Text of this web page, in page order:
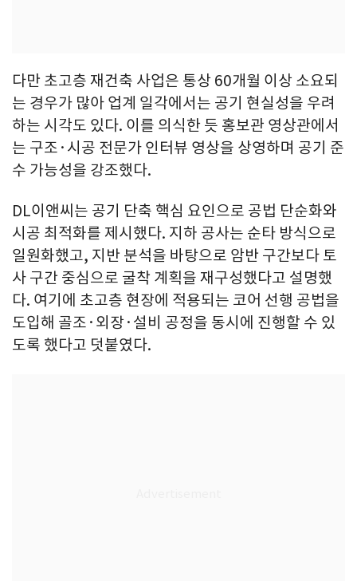
다만 초고층 재건축 사업은 통상 60개월 이상 소요되
는 경우가 많아 업계 일각에서는 공기 현실성을 우려
하는 시각도 있다. 이를 의식한 듯 홍보관 영상관에서
는 구조·시공 전문가 인터뷰 영상을 상영하며 공기 준
수 가능성을 강조했다.
DL이앤씨는 공기 단축 핵심 요인으로 공법 단순화와
시공 최적화를 제시했다. 지하 공사는 순타 방식으로
일원화했고, 지반 분석을 바탕으로 암반 구간보다 토
사 구간 중심으로 굴착 계획을 재구성했다고 설명했
다. 여기에 초고층 현장에 적용되는 코어 선행 공법을
도입해 골조·외장·설비 공정을 동시에 진행할 수 있
도록 했다고 덧붙였다.